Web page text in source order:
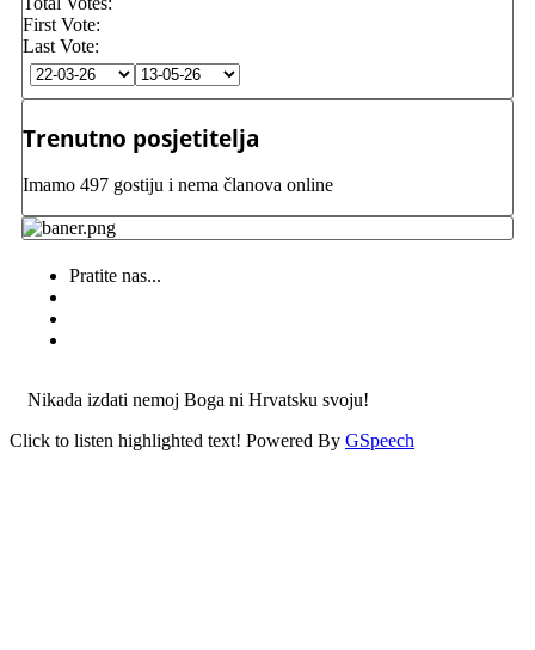
First Vote:
Last Vote:
Trenutno posjetitelja
Imamo 497 gostiju i nema članova online
Pratite nas...
Nikada izdati nemoj Boga ni Hrvatsku svoju!
Click to listen highlighted text! Powered By GSpeech